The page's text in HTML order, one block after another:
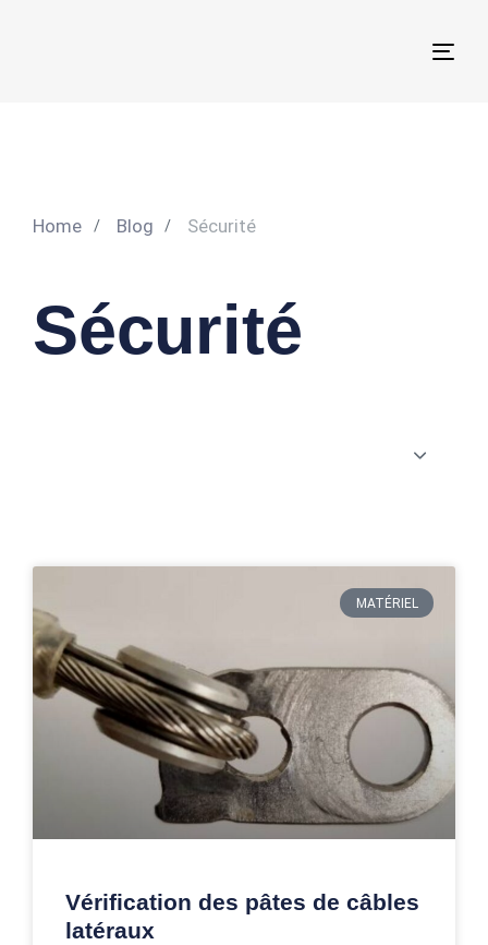
Home Blog Sécurité
Sécurité
MATÉRIEL
Vérification des pâtes de câbles
latéraux